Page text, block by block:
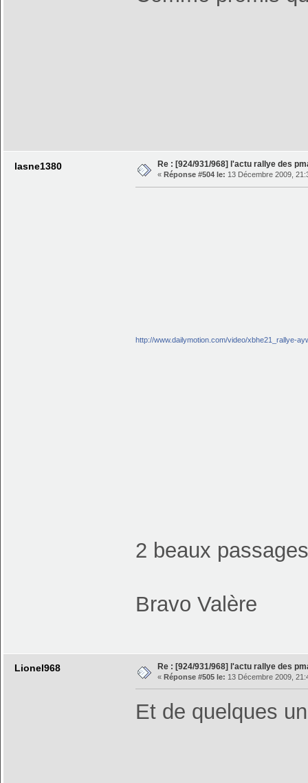
lasne1380 Re : [924/931/968] l'actu rallye des
« Réponse #504 le: 13 Décembre 2009,
http://www.dailymotion.com/video/xbhe21_rallye-
2 beaux passages
Bravo Valère
Lionel968 Re : [924/931/968] l'actu rallye des
« Réponse #505 le: 13 Décembre 2009,
Et de quelques